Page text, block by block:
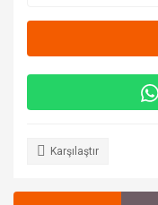
Karşılaştır